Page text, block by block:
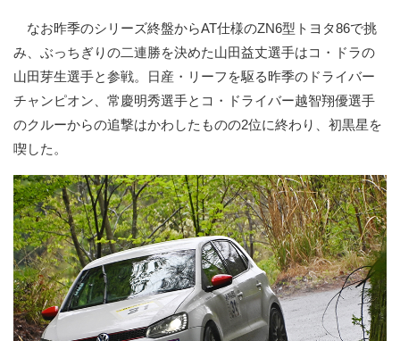
なお昨季のシリーズ終盤からAT仕様のZN6型トヨタ86で挑
み、ぶっちぎりの二連勝を決めた山田益丈選手はコ・ドラの
山田芽生選手と参戦。日産・リーフを駆る昨季のドライバー
チャンピオン、常慶明秀選手とコ・ドライバー越智翔優選手
のクルーからの追撃はかわしたものの2位に終わり、初黒星を
喫した。